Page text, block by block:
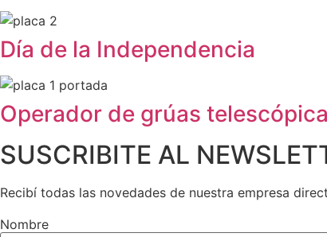
Día de la Independencia
Operador de grúas
SUSCRIBITE AL
Recibí todas las novedades de nuestra empresa
Nombre